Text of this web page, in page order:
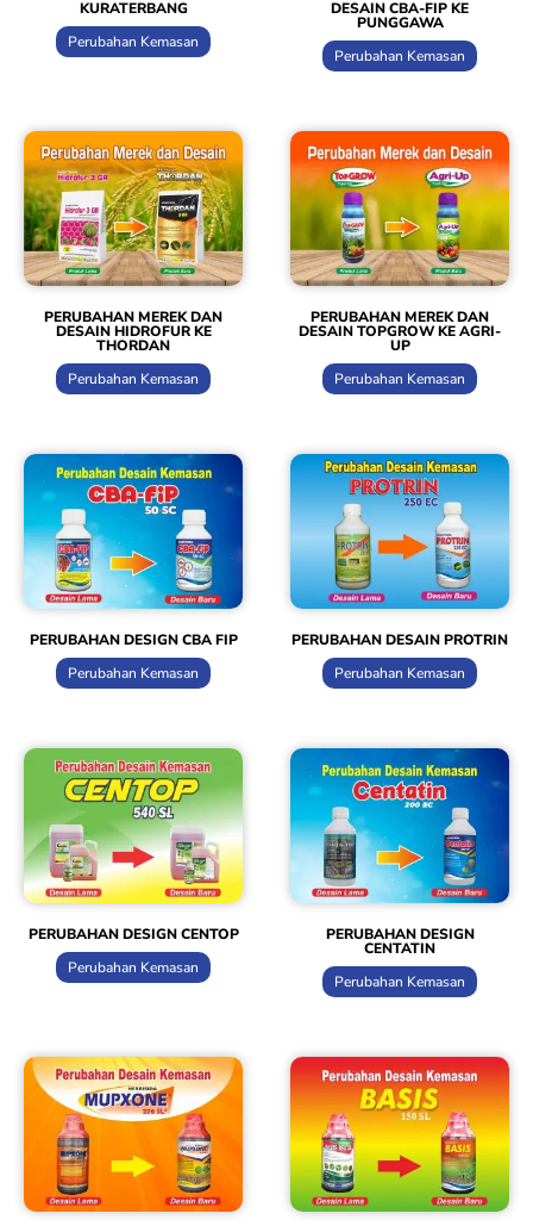
KURATERBANG
Perubahan Kemasan
DESAIN CBA-FIP KE
PUNGGAWA
Perubahan Kemasan
PERUBAHAN MEREK DAN
DESAIN HIDROFUR KE
THORDAN
Perubahan Kemasan
PERUBAHAN MEREK DAN
DESAIN TOPGROW KE AGRI-
UP
Perubahan Kemasan
PERUBAHAN DESIGN CBA FIP
Perubahan Kemasan
PERUBAHAN DESAIN PROTRIN
Perubahan Kemasan
PERUBAHAN DESIGN CENTOP
Perubahan Kemasan
PERUBAHAN DESIGN
CENTATIN
Perubahan Kemasan